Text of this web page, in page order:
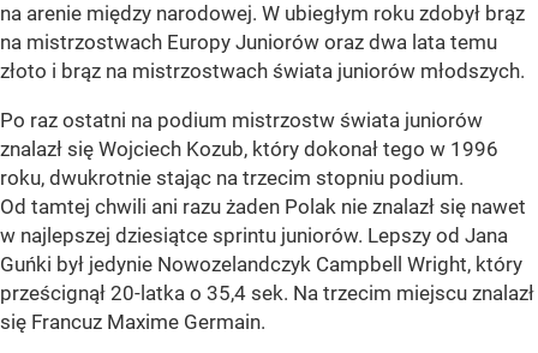
na arenie między narodowej. W ubiegłym roku zdobył brąz
na mistrzostwach Europy Juniorów oraz dwa lata temu
złoto i brąz na mistrzostwach świata juniorów młodszych.
Po raz ostatni na podium mistrzostw świata juniorów
znalazł się Wojciech Kozub, który dokonał tego w 1996
roku, dwukrotnie stając na trzecim stopniu podium.
Od tamtej chwili ani razu żaden Polak nie znalazł się nawet
w najlepszej dziesiątce sprintu juniorów. Lepszy od Jana
Guńki był jedynie Nowozelandczyk Campbell Wright, który
prześcignął 20-latka o 35,4 sek. Na trzecim miejscu znalazł
się Francuz Maxime Germain.